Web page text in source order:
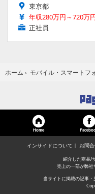
東京都
年収280万円～720万
正社員
ホーム › モバイル・スマートフ
Home
インサイドについて お問
紹介した商品/
売上の一部が弊社
当サイトに掲載の記事・